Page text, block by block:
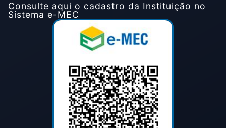
Consulte aqui o cadastro da Instituição no
Sistema e-MEC